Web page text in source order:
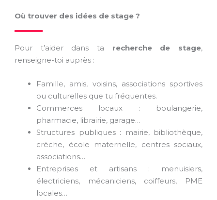
Où trouver des idées de stage ?
Pour t’aider dans ta recherche de stage,
renseigne-toi auprès :
Famille, amis, voisins, associations sportives
ou culturelles que tu fréquentes.
Commerces locaux : boulangerie,
pharmacie, librairie, garage…
Structures publiques : mairie, bibliothèque,
crèche, école maternelle, centres sociaux,
associations…
Entreprises et artisans : menuisiers,
électriciens, mécaniciens, coiffeurs, PME
locales…